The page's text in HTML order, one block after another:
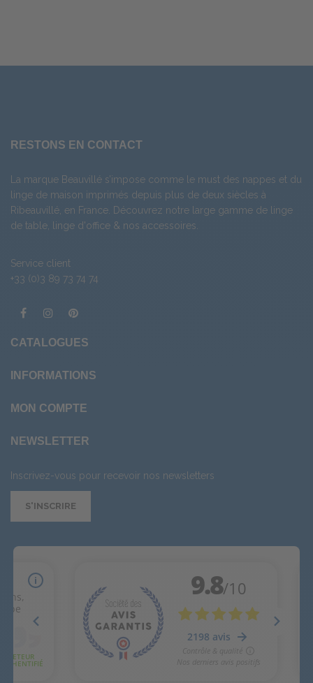
RESTONS EN CONTACT
La marque Beauvillé s’impose comme le must des nappes et du
linge de maison imprimés depuis plus de deux siècles à
Ribeauvillé, en France. Découvrez notre large gamme de linge
de table, linge d'office & nos accessoires.
Service client
+33 (0)3 89 73 74 74
CATALOGUES
INFORMATIONS
MON COMPTE
NEWSLETTER
Inscrivez-vous pour recevoir nos newsletters
S'INSCRIRE